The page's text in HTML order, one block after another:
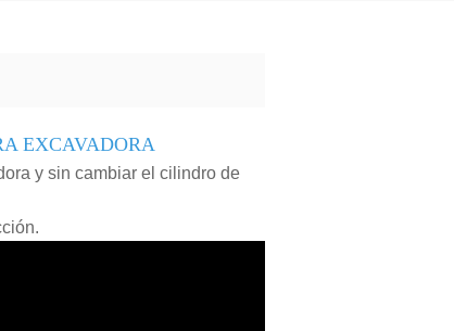
EXCAVADORA
y sin cambiar el cilindro de